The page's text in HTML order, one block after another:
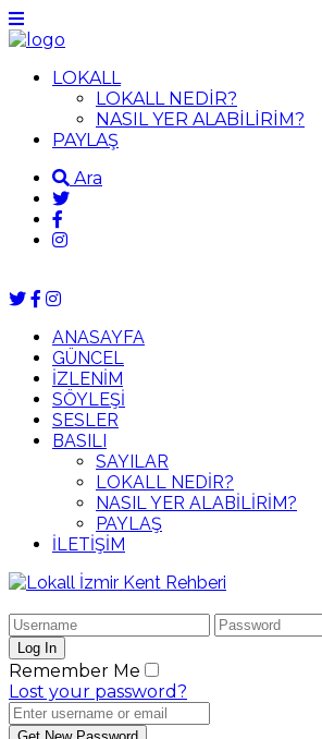
LOKALL
LOKALL NEDİR?
NASIL YER ALABİLİRİM?
PAYLAŞ
Ara
ANASAYFA
GÜNCEL
İZLENİM
SÖYLEŞİ
SESLER
BASILI
SAYILAR
LOKALL NEDİR?
NASIL YER ALABİLİRİM?
PAYLAŞ
İLETİŞİM
Remember Me
Lost your password?